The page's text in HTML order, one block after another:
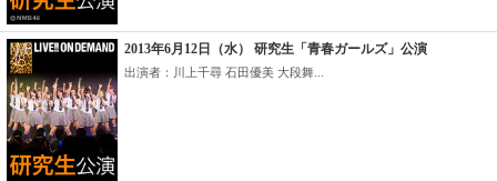
2013年6月12日（水） 研究生「青春ガールズ」公演
出演者：川上千尋 石田優美 大段舞...